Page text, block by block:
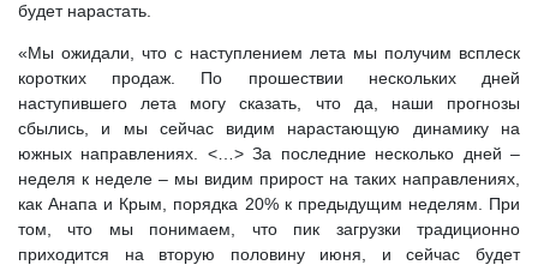
будет нарастать.
«Мы ожидали, что с наступлением лета мы получим всплеск
коротких продаж. По прошествии нескольких дней
наступившего лета могу сказать, что да, наши прогнозы
сбылись, и мы сейчас видим нарастающую динамику на
южных направлениях. <…> За последние несколько дней –
неделя к неделе – мы видим прирост на таких направлениях,
как Анапа и Крым, порядка 20% к предыдущим неделям. При
том, что мы понимаем, что пик загрузки традиционно
приходится на вторую половину июня, и сейчас будет